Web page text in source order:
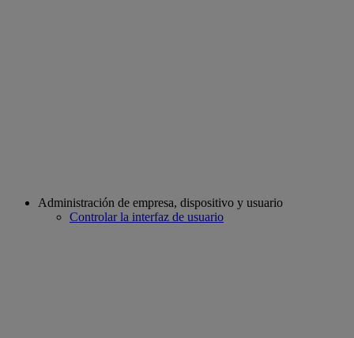
Administración de empresa, dispositivo y usuario
Controlar la interfaz de usuario